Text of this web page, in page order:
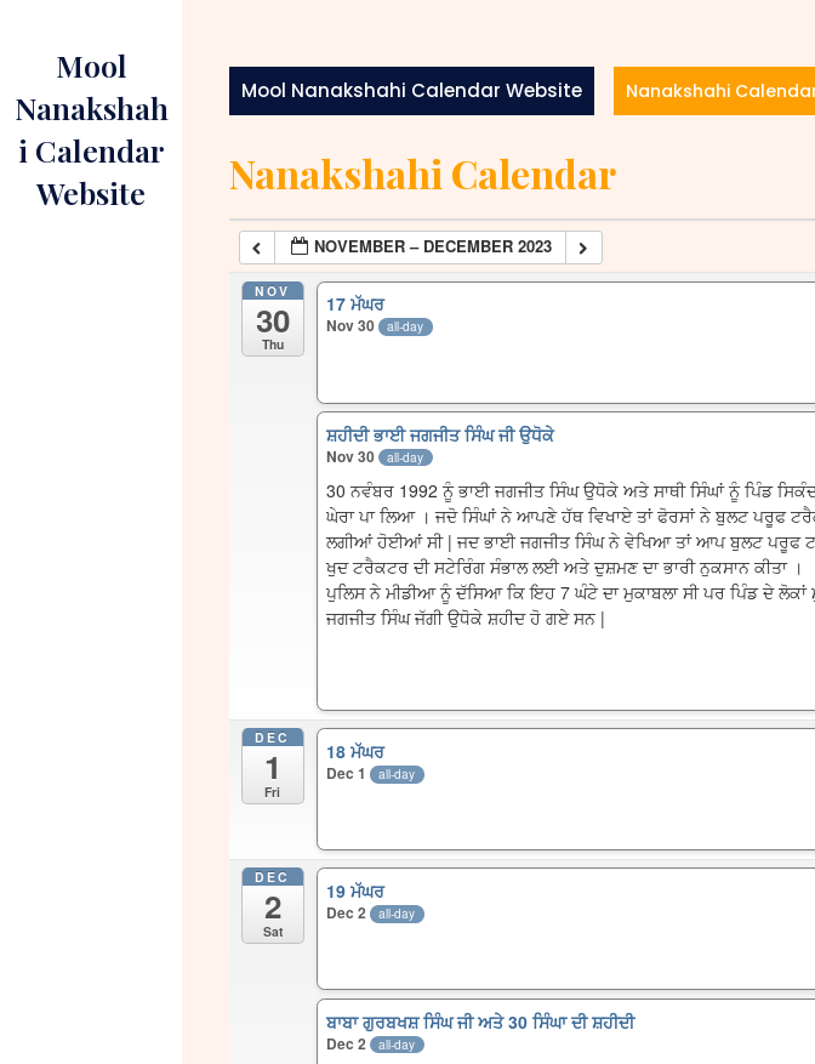
contentMool
Nanakshah
i Calendar
Website
Mool Nanakshahi Calendar Website Nanakshahi
Nanakshahi Calendar
NOVEMBER – DECEMBER 2023
NOV
30
Thu
17 ਮੱਘਰ
Nov 30 all-day
ਸ਼ਹੀਦੀ ਭਾਈ ਜਗਜੀਤ ਸਿੰਘ ਜੀ ਉਧੋਕੇ
Nov 30 all-day
30 ਨਵੰਬਰ 1992 ਨੂੰ ਭਾਈ ਜਗਜੀਤ ਸਿੰਘ ਉਧੋਕੇ ਅਤੇ ਸਾਥੀ ਸਿੰਘਾਂ ਨੂੰ ਪਿੰਡ
ਘੇਰਾ ਪਾ ਲਿਆ । ਜਦੋ ਸਿੰਘਾਂ ਨੇ ਆਪਣੇ ਹੱਥ ਵਿਖਾਏ ਤਾਂ ਫੋਰਸਾਂ ਨੇ ਬੁਲਟ ਪਰੂਫ
ਲਗੀਆਂ ਹੋਈਆਂ ਸੀ | ਜਦ ਭਾਈ ਜਗਜੀਤ ਸਿੰਘ ਨੇ ਵੇਖਿਆ ਤਾਂ ਆਪ ਬੁਲਟ ਪਰੂਫ
ਖੁਦ ਟਰੈਕਟਰ ਦੀ ਸਟੇਰਿੰਗ ਸੰਭਾਲ ਲਈ ਅਤੇ ਦੁਸ਼ਮਣ ਦਾ ਭਾਰੀ ਨੁਕਸਾਨ ਕੀਤਾ ।
ਪੁਲਿਸ ਨੇ ਮੀਡੀਆ ਨੂੰ ਦੱਸਿਆ ਕਿ ਇਹ 7 ਘੰਟੇ ਦਾ ਮੁਕਾਬਲਾ ਸੀ ਪਰ ਪਿੰਡ ਦੇ
ਜਗਜੀਤ ਸਿੰਘ ਜੱਗੀ ਉਧੋਕੇ ਸ਼ਹੀਦ ਹੋ ਗਏ ਸਨ |
DEC
1
Fri
18 ਮੱਘਰ
Dec 1 all-day
DEC
2
Sat
19 ਮੱਘਰ
Dec 2 all-day
ਬਾਬਾ ਗੁਰਬਖਸ਼ ਸਿੰਘ ਜੀ ਅਤੇ 30 ਸਿੰਘਾ ਦੀ ਸ਼ਹੀਦੀ
Dec 2 all-day